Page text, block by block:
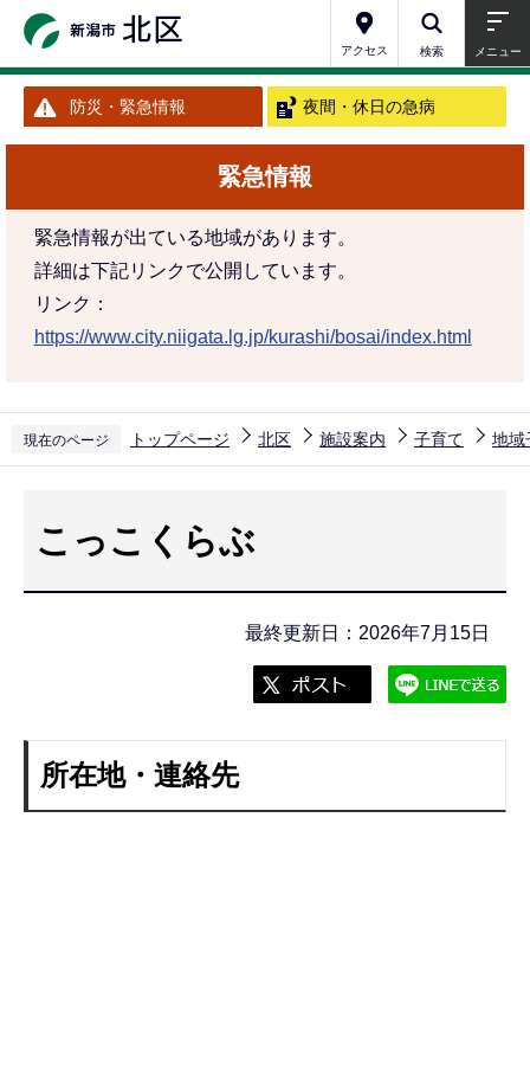
ジ
先
アクセス 検索 メニュー
防災・緊急情報 夜間・休日の急病
緊急情報
緊急情報が出ている地域があります。
詳細は下記リンクで公開しています。
リンク：
https://www.city.niigata.lg.jp/kurashi/bosai/index.html
現在のページ トップページ 北区 施設案内 子育て 地域
こっこくらぶ
最終更新日：2026年7月15日
所在地・連絡先